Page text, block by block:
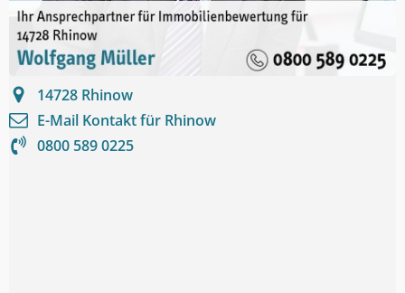
14728 Rhinow
E-Mail Kontakt für Rhinow
0800 589 0225